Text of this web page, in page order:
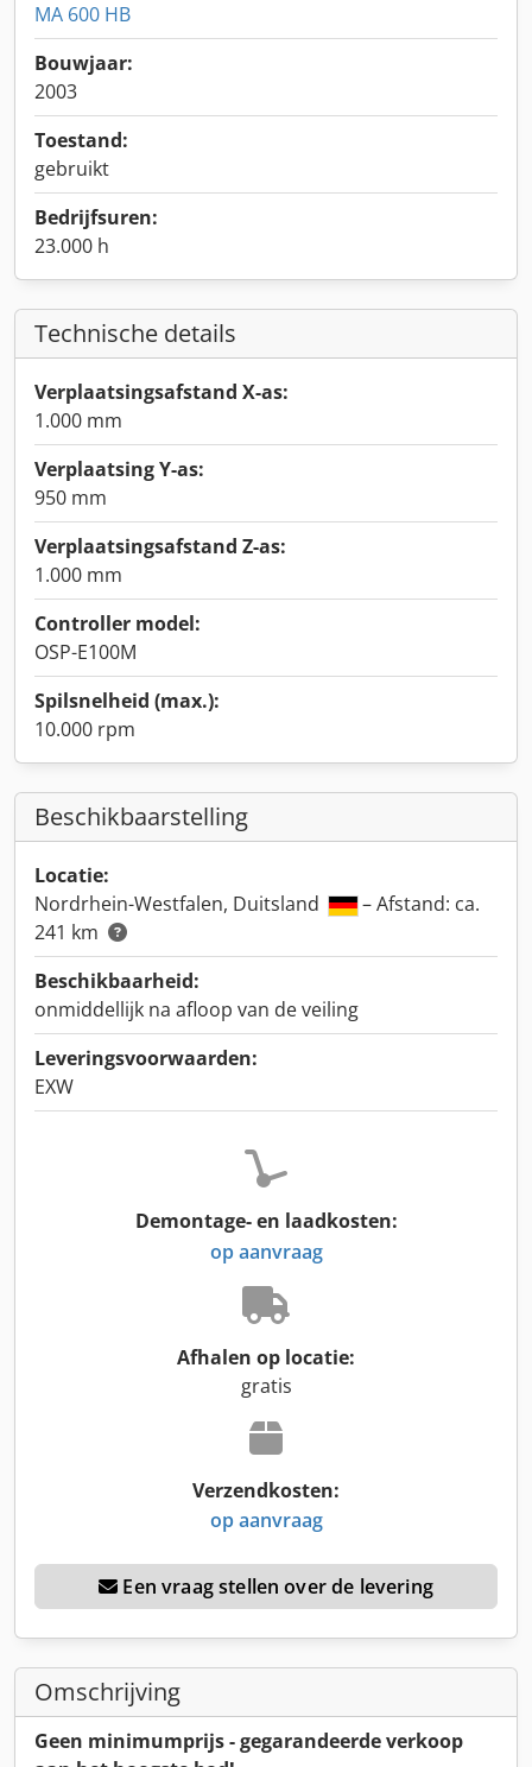
MA 600 HB
Bouwjaar:
2003
Toestand:
gebruikt
Bedrijfsuren:
23.000 h
Technische details
Verplaatsingsafstand X-as:
1.000 mm
Verplaatsing Y-as:
950 mm
Verplaatsingsafstand Z-as:
1.000 mm
Controller model:
OSP-E100M
Spilsnelheid (max.):
10.000 rpm
Beschikbaarstelling
Locatie:
Nordrhein-Westfalen, Duitsland
– Afstand: ca.
241 km
Beschikbaarheid:
onmiddellijk na afloop van de veiling
Leveringsvoorwaarden:
EXW
Demontage- en laadkosten:
op aanvraag
Afhalen op locatie:
gratis
Verzendkosten:
op aanvraag
Een vraag stellen over de levering
Omschrijving
Geen minimumprijs - gegarandeerde verkoop